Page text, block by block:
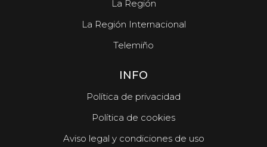
La Región
La Región Internacional
Telemiño
INFO
Política de privacidad
Política de cookies
Aviso legal y condiciones de uso